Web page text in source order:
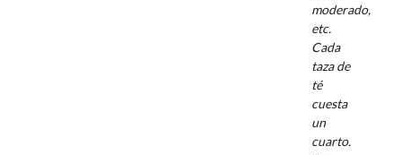
moderado,
etc.
Cada
taza de
té
cuesta
un
cuarto.